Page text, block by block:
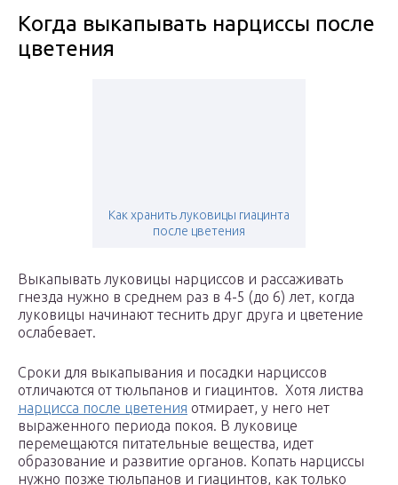
Когда выкапывать нарциссы после
цветения
Как хранить луковицы гиацинта
после цветения
Выкапывать луковицы нарциссов и рассаживать
гнезда нужно в среднем раз в 4-5 (до 6) лет, когда
луковицы начинают теснить друг друга и цветение
ослабевает.
Сроки для выкапывания и посадки нарциссов
отличаются от тюльпанов и гиацинтов. Хотя листва
нарцисса после цветения отмирает, у него нет
выраженного периода покоя. В луковице
перемещаются питательные вещества, идет
образование и развитие органов. Копать нарциссы
нужно позже тюльпанов и гиацинтов, как только